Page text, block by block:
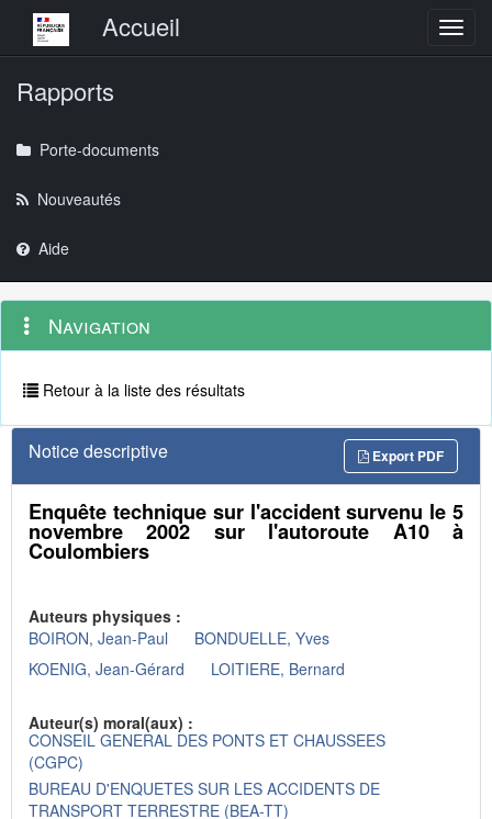
Menu principalAccueil
Rapports
Porte-documents
Nouveautés
Aide
Navigation
outils
Menu
contextuel
Navigation
Retour à la liste des résultats
Notice descriptive Export PDF
Enquête technique sur l'accident survenu le 5
novembre 2002 sur l'autoroute A10 à
Coulombiers
Auteurs physiques :
BOIRON, Jean-Paul
BONDUELLE, Yves
KOENIG, Jean-Gérard
LOITIERE, Bernard
Auteur(s) moral(aux) :
CONSEIL GENERAL DES PONTS ET CHAUSSEES
(CGPC)
BUREAU D'ENQUETES SUR LES ACCIDENTS DE
TRANSPORT TERRESTRE (BEA-TT)